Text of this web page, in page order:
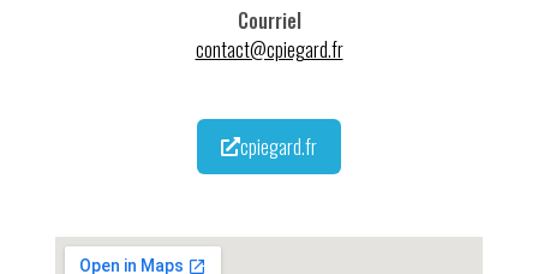
Courriel
contact@cpiegard.fr
cpiegard.fr